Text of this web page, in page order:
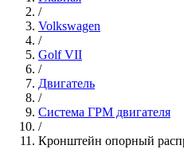
/
Volkswagen
/
Golf VII
/
Двигатель
/
Система ГРМ двигателя
/
Кронштейн опорный